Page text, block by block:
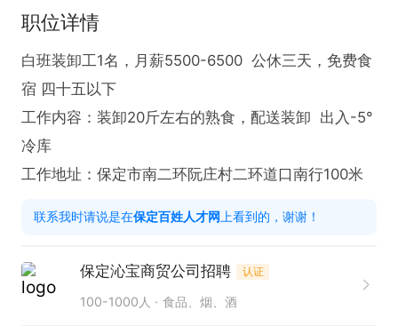
职位详情
白班装卸工1名，月薪5500-6500  公休三天，免费食
宿 四十五以下
工作内容：装卸20斤左右的熟食，配送装卸  出入-5°
冷库
工作地址：保定市南二环阮庄村二环道口南行100米
联系我时请说是在保定百姓人才网 上看到的，谢谢！
保定沁宝商贸公司招聘 认证
100-1000人 食品、烟、酒